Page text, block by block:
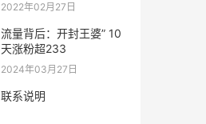
2022年02月27日
流量背后：开封王婆” 10
天涨粉超233
2024年03月27日
联系说明